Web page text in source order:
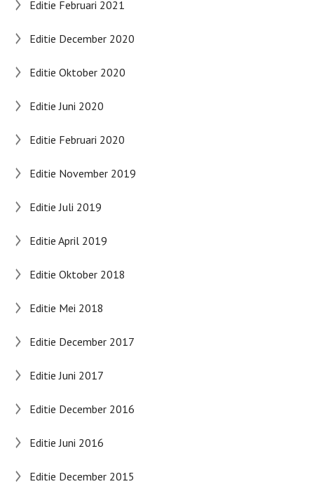
Editie Februari 2021
Editie December 2020
Editie Oktober 2020
Editie Juni 2020
Editie Februari 2020
Editie November 2019
Editie Juli 2019
Editie April 2019
Editie Oktober 2018
Editie Mei 2018
Editie December 2017
Editie Juni 2017
Editie December 2016
Editie Juni 2016
Editie December 2015